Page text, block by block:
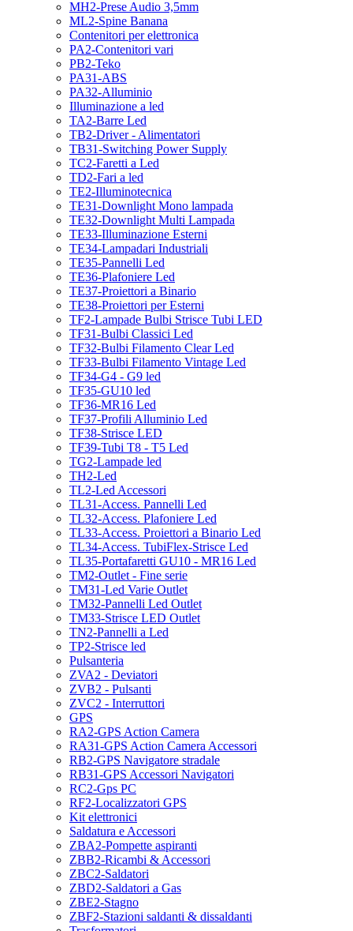
MH2-Prese Audio 3,5mm
ML2-Spine Banana
Contenitori per elettronica
PA2-Contenitori vari
PB2-Teko
PA31-ABS
PA32-Alluminio
Illuminazione a led
TA2-Barre Led
TB2-Driver - Alimentatori
TB31-Switching Power Supply
TC2-Faretti a Led
TD2-Fari a led
TE2-Illuminotecnica
TE31-Downlight Mono lampada
TE32-Downlight Multi Lampada
TE33-Illuminazione Esterni
TE34-Lampadari Industriali
TE35-Pannelli Led
TE36-Plafoniere Led
TE37-Proiettori a Binario
TE38-Proiettori per Esterni
TF2-Lampade Bulbi Strisce Tubi LED
TF31-Bulbi Classici Led
TF32-Bulbi Filamento Clear Led
TF33-Bulbi Filamento Vintage Led
TF34-G4 - G9 led
TF35-GU10 led
TF36-MR16 Led
TF37-Profili Alluminio Led
TF38-Strisce LED
TF39-Tubi T8 - T5 Led
TG2-Lampade led
TH2-Led
TL2-Led Accessori
TL31-Access. Pannelli Led
TL32-Access. Plafoniere Led
TL33-Access. Proiettori a Binario Led
TL34-Access. TubiFlex-Strisce Led
TL35-Portafaretti GU10 - MR16 Led
TM2-Outlet - Fine serie
TM31-Led Varie Outlet
TM32-Pannelli Led Outlet
TM33-Strisce LED Outlet
TN2-Pannelli a Led
TP2-Strisce led
Pulsanteria
ZVA2 - Deviatori
ZVB2 - Pulsanti
ZVC2 - Interruttori
GPS
RA2-GPS Action Camera
RA31-GPS Action Camera Accessori
RB2-GPS Navigatore stradale
RB31-GPS Accessori Navigatori
RC2-Gps PC
RF2-Localizzatori GPS
Kit elettronici
Saldatura e Accessori
ZBA2-Pompette aspiranti
ZBB2-Ricambi & Accessori
ZBC2-Saldatori
ZBD2-Saldatori a Gas
ZBE2-Stagno
ZBF2-Stazioni saldanti & dissaldanti